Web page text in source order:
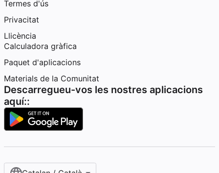
Termes d'ús
Privacitat
Llicència
Calculadora gràfica
Paquet d'aplicacions
Materials de la Comunitat
Descarregueu-vos les nostres aplicacions
aquí::